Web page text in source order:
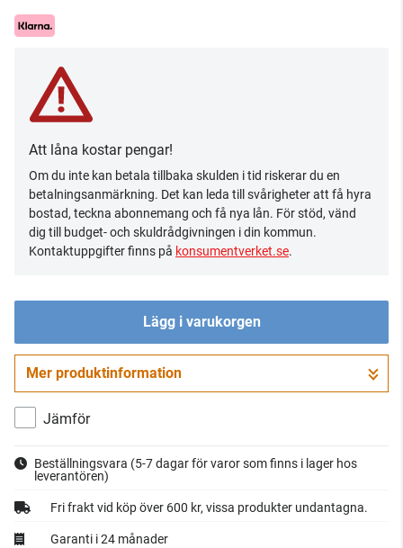
Att låna kostar pengar!
Om du inte kan betala tillbaka skulden i tid riskerar du en
betalningsanmärkning. Det kan leda till svårigheter att få hyra
bostad, teckna abonnemang och få nya lån. För stöd, vänd
dig till budget- och skuldrådgivningen i din kommun.
Kontaktuppgifter finns på konsumentverket.se.
Lägg i varukorgen
Gå till kassan
Mer produktinformation
Jämför
Beställningsvara (5-7 dagar för varor som finns i lager hos
leverantören)
Fri frakt vid köp över 600 kr, vissa produkter undantagna.
Garanti i 24 månader